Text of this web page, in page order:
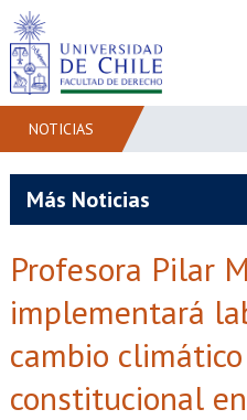
NOTICIAS
Más Noticias
Profesora Pilar
implementará
cambio
constitucional